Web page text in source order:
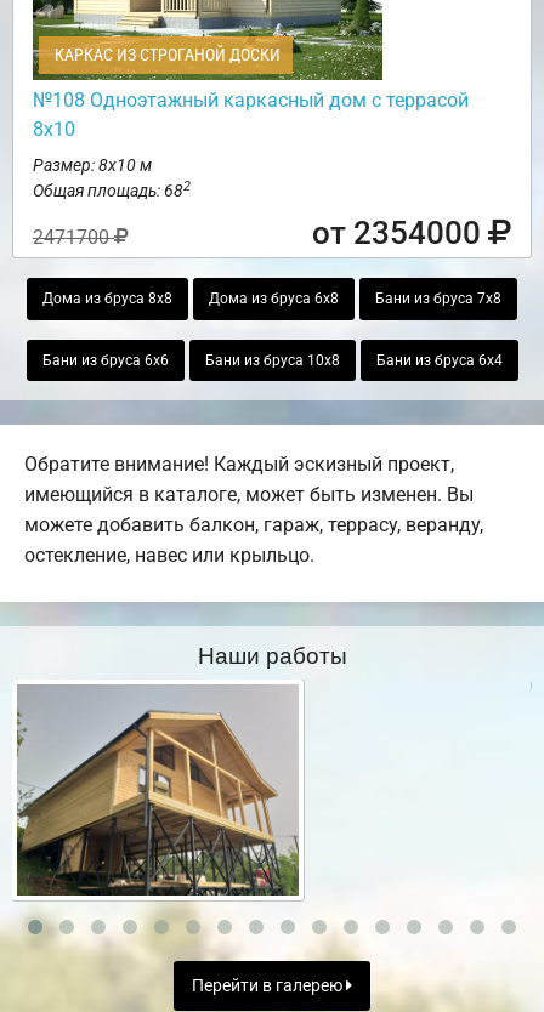
КАРКАС ИЗ СТРОГАНОЙ ДОСКИ
№108 Одноэтажный каркасный дом с террасой
8х10
Размер: 8х10 м
Общая площадь: 682
2471700 от 2354000
Дома из бруса 8х8 Дома из бруса 6х8 Бани из бруса 7х8
Бани из бруса 6х6 Бани из бруса 10х8 Бани из бруса 6х4
Обратите внимание! Каждый эскизный проект,
имеющийся в каталоге, может быть изменен. Вы
можете добавить балкон, гараж, террасу, веранду,
остекление, навес или крыльцо.
Наши работы
Перейти в галерею